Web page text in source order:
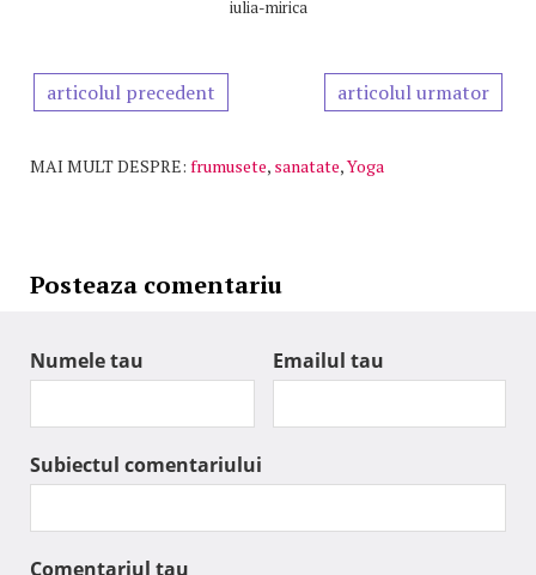
iulia-mirica
articolul precedent articolul urmator
MAI MULT DESPRE: frumusete, sanatate,Yoga
Posteaza comentariu
Numele tau Emailul tau
Subiectul comentariului
Comentariul tau